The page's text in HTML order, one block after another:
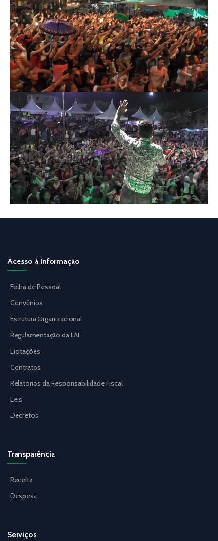
Acesso à Informação
Folha de Pessoal
Convênios
Estrutura Organizacional
Regulamentação da LAI
Licitações
Contratos
Relatórios da Responsabilidade Fiscal
Leis
Decretos
Transparência
Receita
Despesa
Serviços